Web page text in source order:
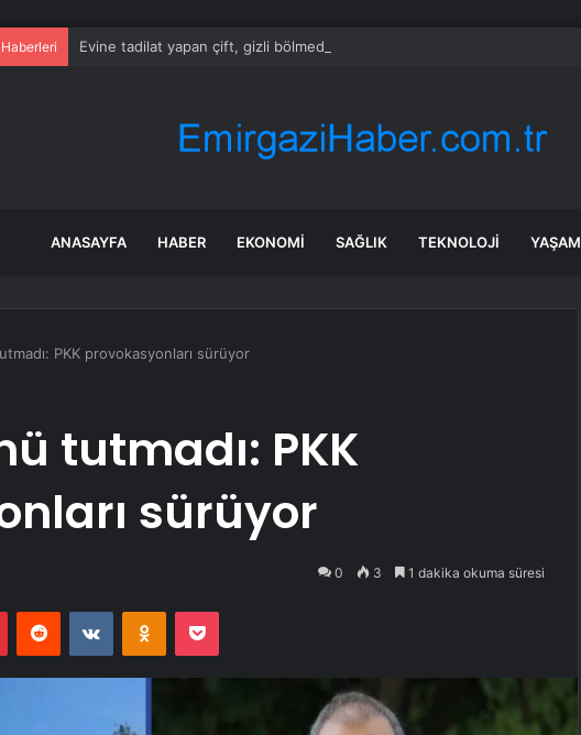
Evine tadilat yapan çift, gizli bölmede deste deste para buldu
ANASAYFA HABER EKONOMI SAĞLIK TEKNOLOJI YAŞAM
PKK provokasyonları sürüyor
tutmadı: PKK
sürüyor
0 3 1 dakika okuma süresi
PinterestReddit VKontakteOdnoklassniki
Pocket